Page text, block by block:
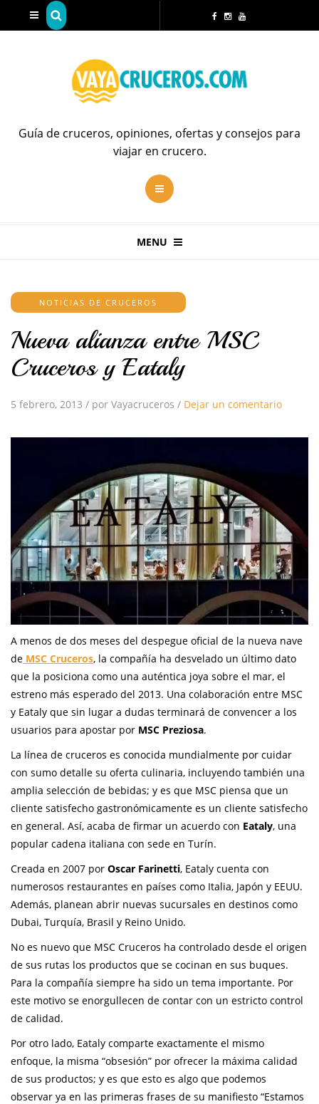
Guía de cruceros, opiniones, ofertas y consejos para
viajar en crucero.
MENU
NOTICIAS DE CRUCEROS
Nueva alianza entre MSC
Cruceros y Eataly
5 febrero, 2013 / por Vayacruceros / Dejar un comentario
A menos de dos meses del despegue oficial de la nueva nave
de MSC Cruceros, la compañía ha desvelado un último dato
que la posiciona como una auténtica joya sobre el mar, el
estreno más esperado del 2013. Una colaboración entre MSC
y Eataly que sin lugar a dudas terminará de convencer a los
usuarios para apostar por MSC Preziosa.
La línea de cruceros es conocida mundialmente por cuidar
con sumo detalle su oferta culinaria, incluyendo también una
amplia selección de bebidas; y es que MSC piensa que un
cliente satisfecho gastronómicamente es un cliente satisfecho
en general. Así, acaba de firmar un acuerdo con Eataly, una
popular cadena italiana con sede en Turín.
Creada en 2007 por Oscar Farinetti, Eataly cuenta con
numerosos restaurantes en países como Italia, Japón y EEUU.
Además, planean abrir nuevas sucursales en destinos como
Dubai, Turquía, Brasil y Reino Unido.
No es nuevo que MSC Cruceros ha controlado desde el origen
de sus rutas los productos que se cocinan en sus buques.
Para la compañía siempre ha sido un tema importante. Por
este motivo se enorgullecen de contar con un estricto control
de calidad.
Por otro lado, Eataly comparte exactamente el mismo
enfoque, la misma “obsesión” por ofrecer la máxima calidad
de sus productos; y es que esto es algo que podemos
observar ya en las primeras frases de su manifiesto “Estamos